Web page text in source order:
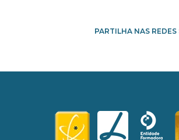
PARTILHA NAS REDES